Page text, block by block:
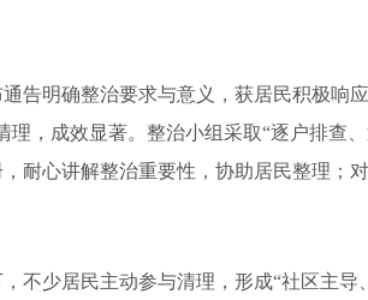
告明确整治要求与意义，获居民积极响
理，成效显著。整治小组采取“逐户排查
耐心讲解整治重要性，协助居民整理
不少居民主动参与清理，形成“社区主